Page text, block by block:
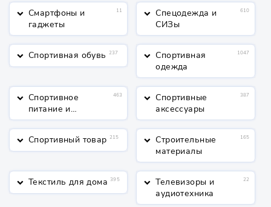
keyboard_arrow_down Смартфоны и
гаджеты
11 keyboard_arrow_down Спецодежда и
СИЗы
610
keyboard_arrow_down Спортивная обувь 237 keyboard_arrow_down Спортивная
одежда
1047
keyboard_arrow_down Спортивное
питание и
косметика
463 keyboard_arrow_down Спортивные
аксессуары
387
keyboard_arrow_down Спортивный товар 215 keyboard_arrow_down Строительные
материалы
165
keyboard_arrow_down Текстиль для дома 395 keyboard_arrow_down Телевизоры и
аудиотехника
22